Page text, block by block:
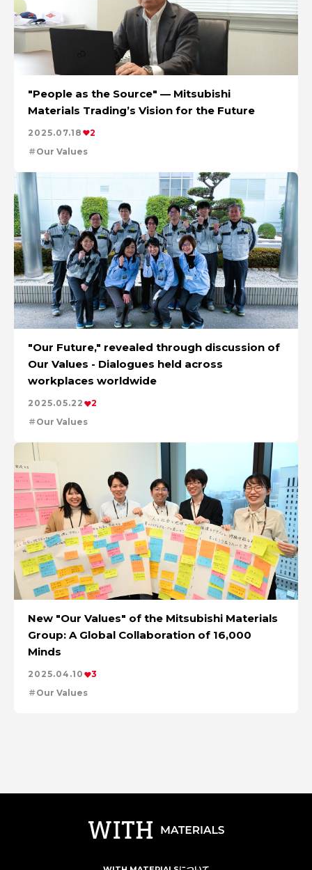
"People as the Source" — Mitsubishi
Materials Trading’s Vision for the Future
2025.07.18
2
Our Values
"Our Future," revealed through discussion of
Our Values - Dialogues held across
workplaces worldwide
2025.05.22
2
Our Values
New "Our Values" of the Mitsubishi Materials
Group: A Global Collaboration of 16,000
Minds
2025.04.10
3
Our Values